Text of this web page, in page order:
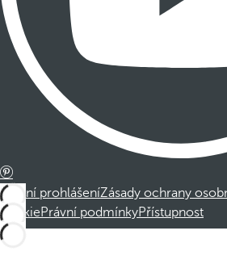
Právní prohlášeníZásady ochrany
cookiePrávní podmínkyPřístupnost